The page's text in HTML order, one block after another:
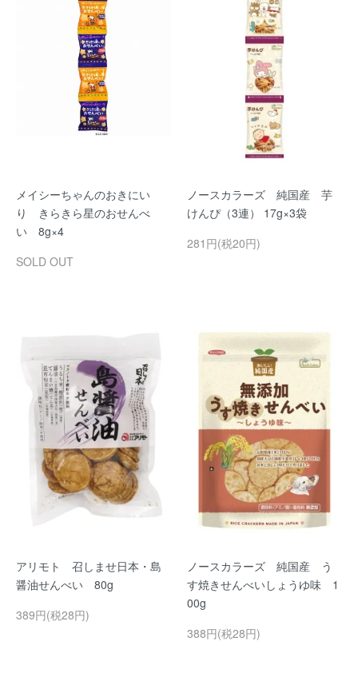
メイシーちゃんのおきにい
り きらきら星のおせんべ
い 8g×4
SOLD OUT
ノースカラーズ 純国産 芋
けんぴ（3連） 17g×3袋
281円(税20円)
アリモト 召しませ日本・島
醤油せんべい 80g
389円(税28円)
ノースカラーズ 純国産 う
す焼きせんべいしょうゆ味 1
00g
388円(税28円)